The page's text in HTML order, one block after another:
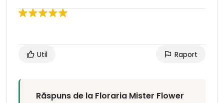
Util Raport
Răspuns de la Floraria Mister Flower